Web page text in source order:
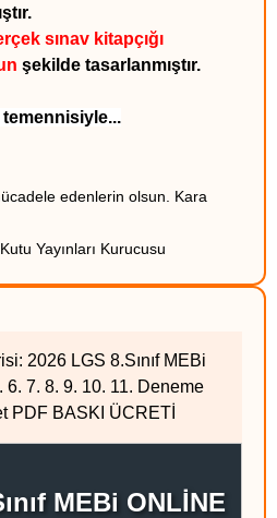
sınav kitapçığı
şekilde tasarlanmıştır.
temennisiyle...
edenlerin olsun. Kara
Yayınları Kurucusu
2026 LGS 8.Sınıf MEBi
6. 7. 8. 9. 10. 11. Deneme
PDF BASKI ÜCRETİ
MEBi ONLİNE